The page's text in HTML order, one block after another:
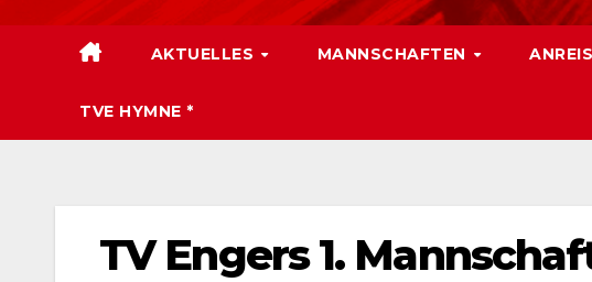
AKTUELLES MANNSCHAFTEN
TVE HYMNE *
TV Engers 1.